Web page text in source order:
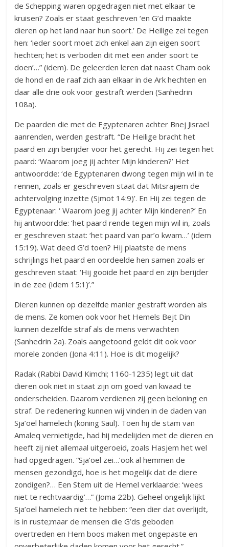
de Schepping waren opgedragen niet met elkaar te
kruisen? Zoals er staat geschreven ‘en G’d maakte
dieren op het land naar hun soort.’ De Heilige zei tegen
hen: ‘ieder soort moet zich enkel aan zijn eigen soort
hechten; het is verboden dit met een ander soort te
doen’…” (idem). De geleerden leren dat naast Cham ook
de hond en de raaf zich aan elkaar in de Ark hechten en
daar alle drie ook voor gestraft werden (Sanhedrin
108a).
De paarden die met de Egyptenaren achter Bnej Jisrael
aanrenden, werden gestraft. “De Heilige bracht het
paard en zijn berijder voor het gerecht. Hij zei tegen het
paard: ‘Waarom joeg jij achter Mijn kinderen?’ Het
antwoordde: ‘de Egyptenaren dwong tegen mijn wil in te
rennen, zoals er geschreven staat dat Mitsrajiem de
achtervolging inzette (Sjmot 14:9)’. En Hij zei tegen de
Egyptenaar: ‘ Waarom joeg jij achter Mijn kinderen?’ En
hij antwoordde: ‘het paard rende tegen mijn wil in, zoals
er geschreven staat: ‘het paard van par’o kwam…’ (idem
15:19). Wat deed G’d toen? Hij plaatste de mens
schrijlings het paard en oordeelde hen samen zoals er
geschreven staat: ‘Hij gooide het paard en zijn berijder
in de zee (idem 15:1)’.”
Dieren kunnen op dezelfde manier gestraft worden als
de mens. Ze komen ook voor het Hemels Bejt Din
kunnen dezelfde straf als de mens verwachten
(Sanhedrin 2a). Zoals aangetoond geldt dit ook voor
morele zonden (Jona 4:11). Hoe is dit mogelijk?
Radak (Rabbi David Kimchi; 1160-1235) legt uit dat
dieren ook niet in staat zijn om goed van kwaad te
onderscheiden. Daarom verdienen zij geen beloning en
straf. De redenering kunnen wij vinden in de daden van
Sja’oel hamelech (koning Saul). Toen hij de stam van
Amaleq vernietigde, had hij medelijden met de dieren en
heeft zij niet allemaal uitgeroeid, zoals Hasjem het wel
had opgedragen. “Sja’oel zei…’ook al hemmen de
mensen gezondigd, hoe is het mogelijk dat de diere
zondigen?… Een Stem uit de Hemel verklaarde: ‘wees
niet te rechtvaardig’…” (Joma 22b). Geheel ongelijk lijkt
Sja’oel hamelech niet te hebben: “een dier dat overlijdt,
is in ruste;maar de mensen die G’ds geboden
overtreden en Hem boos maken met ongepaste en